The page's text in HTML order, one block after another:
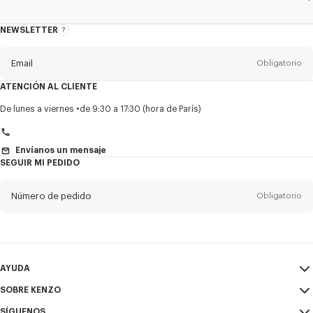
NEWSLETTER
Acerca
Email Obligatorio
TítuloObligatorio
ATENCIÓN AL CLIENTE
De lunes a viernes de 9:30 a 17:30 (hora de París)
Envíanos un mensaje
SEGUIR MI PEDIDO
Número de pedido Obligatorio
AYUDA
Mi Cuenta
SOBRE KENZO